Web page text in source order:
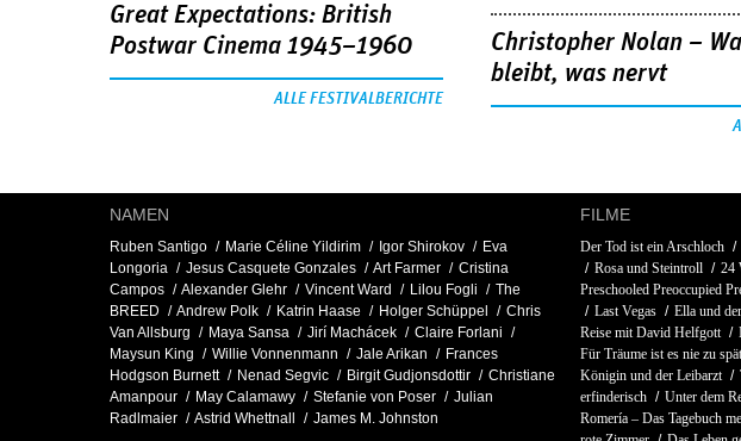
Great Expectations: British
Postwar Cinema 1945–1960
ALLE FESTIVALBERICHTE
Christopher Nolan –
bleibt, was nervt
NAMEN
Ruben Santigo Marie Céline Yildirim Igor Shirokov
Eva
Longoria
Jesus Casquete Gonzales Art Farmer
Cristina
Campos
Alexander Glehr Vincent Ward Lilou Fogli
The
BREED
Andrew Polk Katrin Haase Holger Schüppel
Chris
Van Allsburg
Maya Sansa Jirí Machácek
Claire Forlani
Maysun King
Willie Vonnenmann Jale Arikan
Frances
Hodgson Burnett
Nenad Segvic Birgit Gudjonsdottir
Christiane
Amanpour
May Calamawy Stefanie von Poser
Julian
Radlmaier
Astrid Whettnall James M. Johnston
FILME
Der Tod ist ein Arschloch
Rosa und Steintroll
24
Preschooled Preoccupied
Last Vegas
Ella und
Reise mit David Helfgott
Für Träume ist es nie zu spät
Königin und der Leibarzt
erfinderisch
Unter dem
Romería – Das Tagebuch